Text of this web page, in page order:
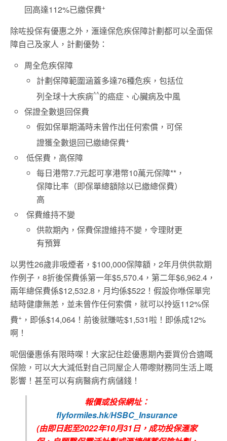
回高達112%已繳保費+
除咗投保有優惠之外，滙達保危疾保障計劃都可以全面保
障自己及家人，計劃優勢：
周全危疾保障
計劃保障範圍涵蓋多達76種危疾，包括位
列全球十大疾病^^的癌症、心臟病及中風
保證全數退回保費
假如保單期滿時未曾作出任何索償，可保
證獲全數退回已繳總保費+
低保費，高保障
每日港幣7.7元起可享港幣10萬元保障**，
保障比率（即保單總額除以已繳總保費）
高
保費維持不變
供款期內，保費保證維持不變，令理財更
有預算
以男性26歲非吸煙者，$100,000保障額，2年月供供款期
作例子，8折後保費係第一年$5,570.4，第二年$6,962.4，
兩年總保費係$12,532.8，月均係$522！假設你喺保單完
結時健康無恙，並未曾作任何索償，就可以拎返112%保
費+ ，即係$14,064！前後就賺咗$1,531啦！即係成12%
啊！
呢個優惠係有限時㗎！大家記住趁優惠期內要買份合適嘅
保險，可以大大減低對自己同屋企人帶嚟財務同生活上嘅
影響！甚至可以有病醫病冇病儲錢！
報價或投保網址：
flyformiles.hk/HSBC_Insurance
(由即日起至2022年10月31日，成功投保滙家